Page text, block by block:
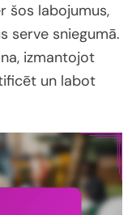
šos labojumus,
serve sniegumā.
izmantojot
un labot